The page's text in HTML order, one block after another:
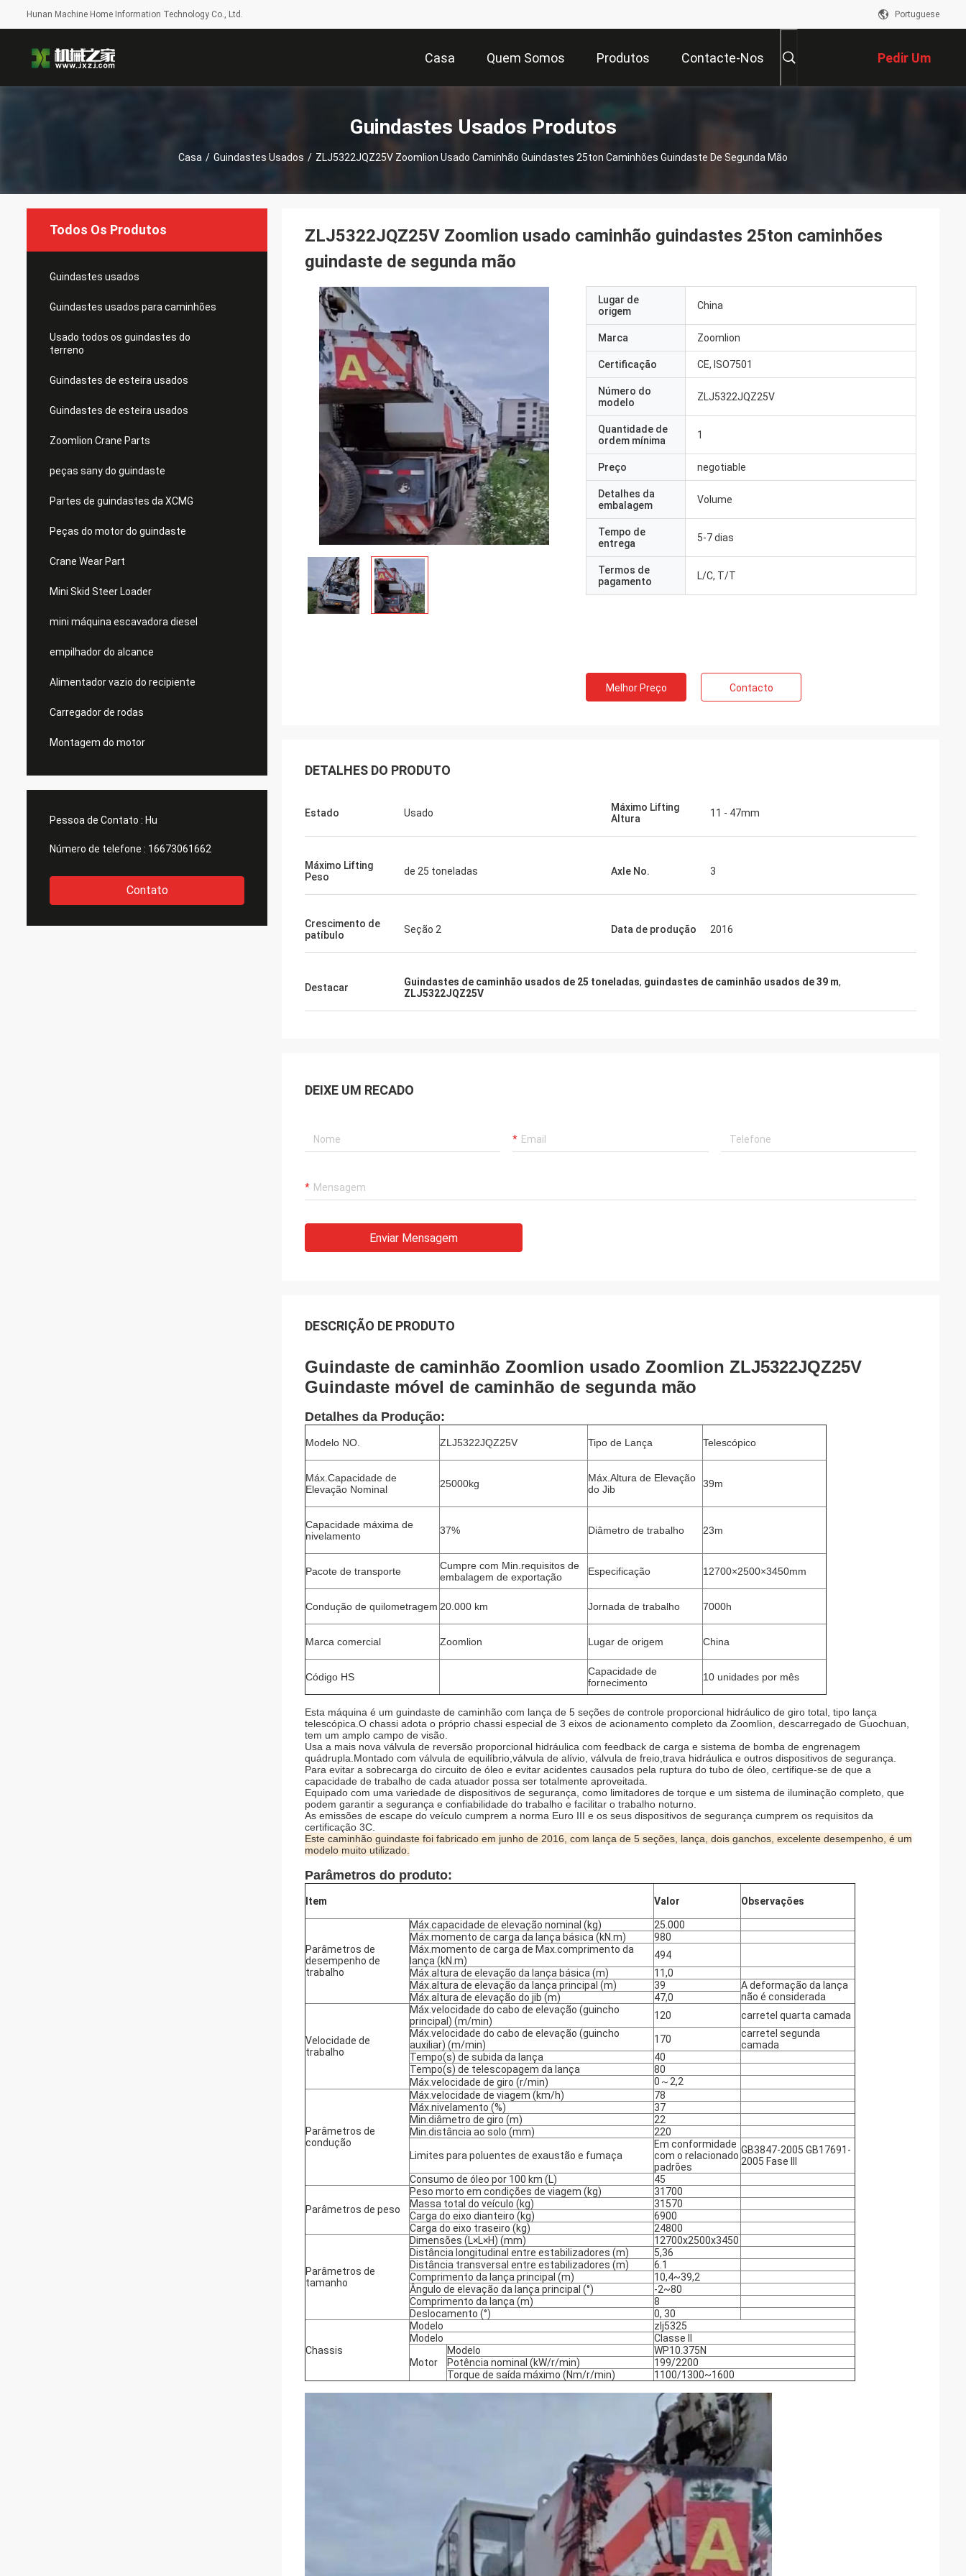
Hunan Machine Home Information Technology Co., Ltd. Portuguese
Casa Quem Somos Produtos Contacte-Nos Pedir Um
Orçamento
Guindastes Usados Produtos
Casa / Guindastes Usados / ZLJ5322JQZ25V Zoomlion Usado Caminhão Guindastes 25ton Caminhões Guindaste De Segunda Mão
Todos Os Produtos
Guindastes usados
Guindastes usados ​​para caminhões
Usado todos os guindastes do
terreno
Guindastes de esteira usados
Guindastes de esteira usados
Zoomlion Crane Parts
peças sany do guindaste
Partes de guindastes da XCMG
Peças do motor do guindaste
Crane Wear Part
Mini Skid Steer Loader
mini máquina escavadora diesel
empilhador do alcance
Alimentador vazio do recipiente
Carregador de rodas
Montagem do motor
Pessoa de Contato : Hu
Número de telefone : 16673061662
Contato
ZLJ5322JQZ25V Zoomlion usado caminhão guindastes 25ton caminhões
guindaste de segunda mão
Lugar de
origem
China
Marca Zoomlion
Certificação CE, ISO7501
Número do
modelo
ZLJ5322JQZ25V
Quantidade de
ordem mínima
1
Preço negotiable
Detalhes da
embalagem
Volume
Tempo de
entrega
5-7 dias
Termos de
pagamento
L/C, T/T
Melhor Preço Contacto
DETALHES DO PRODUTO
Estado Usado
Máximo Lifting
Altura
11 - 47mm
Máximo Lifting
Peso
de 25 toneladas Axle No. 3
Crescimento de
patíbulo
Seção 2 Data de produção 2016
Destacar Guindastes de caminhão usados ​​de 25 toneladas, guindastes de caminhão usados ​​de 39 m,
ZLJ5322JQZ25V
DEIXE UM RECADO
Enviar Mensagem
DESCRIÇÃO DE PRODUTO
Guindaste de caminhão Zoomlion usado Zoomlion ZLJ5322JQZ25V
Guindaste móvel de caminhão de segunda mão
Detalhes da Produção:
Modelo NO. ZLJ5322JQZ25V Tipo de Lança Telescópico
Máx.Capacidade de
Elevação Nominal
25000kg
Máx.Altura de Elevação
do Jib
39m
Capacidade máxima de
nivelamento
37% Diâmetro de trabalho 23m
Pacote de transporte
Cumpre com Min.requisitos de
embalagem de exportação
Especificação 12700×2500×3450mm
Condução de quilometragem 20.000 km Jornada de trabalho 7000h
Marca comercial Zoomlion Lugar de origem China
Código HS
Capacidade de
fornecimento
10 unidades por mês
Esta máquina é um guindaste de caminhão com lança de 5 seções de controle proporcional hidráulico de giro total, tipo lança
telescópica.O chassi adota o próprio chassi especial de 3 eixos de acionamento completo da Zoomlion, descarregado de Guochuan,
tem um amplo campo de visão.
Usa a mais nova válvula de reversão proporcional hidráulica com feedback de carga e sistema de bomba de engrenagem
quádrupla.Montado com válvula de equilíbrio, válvula de alívio, válvula de freio, trava hidráulica e outros dispositivos de segurança.
Para evitar a sobrecarga do circuito de óleo e evitar acidentes causados ​​pela ruptura do tubo de óleo, certifique-se de que a
capacidade de trabalho de cada atuador possa ser totalmente aproveitada.
Equipado com uma variedade de dispositivos de segurança, como limitadores de torque e um sistema de iluminação completo, que
podem garantir a segurança e confiabilidade do trabalho e facilitar o trabalho noturno.
As emissões de escape do veículo cumprem a norma Euro III e os seus dispositivos de segurança cumprem os requisitos da
certificação 3C.
Este caminhão guindaste foi fabricado em junho de 2016, com lança de 5 seções, lança, dois ganchos, excelente desempenho, é um
modelo muito utilizado.
Parâmetros do produto:
Item Valor Observações
Parâmetros de
desempenho de
trabalho
Máx.capacidade de elevação nominal (kg)
25.000
Máx.momento de carga da lança básica (kN.m)
980
Máx.momento de carga de Max.comprimento da
lança (kN.m)
494
Máx.altura de elevação da lança básica (m)
11,0
Máx.altura de elevação da lança principal (m)
39
A deformação da lança
não é considerada
Máx.altura de elevação do jib (m) 47,0
Velocidade de
trabalho
Máx.velocidade do cabo de elevação (guincho
principal) (m/min)
120
carretel quarta camada
Máx.velocidade do cabo de elevação (guincho
auxiliar) (m/min)
170
carretel segunda
camada
Tempo(s) de subida da lança
40
Tempo(s) de telescopagem da lança
80
Máx.velocidade de giro (r/min)
0～2,2
Parâmetros de
condução
Máx.velocidade de viagem (km/h)
78
Máx.nivelamento (%)
37
Min.diâmetro de giro (m)
22
Min.distância ao solo (mm)
220
Limites para poluentes de exaustão e fumaça
Em conformidade
com o relacionado
padrões
GB3847-2005 GB17691-
2005 Fase III
Consumo de óleo por 100 km (L)
45
Parâmetros de peso
Peso morto em condições de viagem (kg)
31700
Massa total do veículo (kg)
31570
Carga do eixo dianteiro (kg)
6900
Carga do eixo traseiro (kg)
24800
Parâmetros de
tamanho
Dimensões (L×L×H) (mm)
12700x2500x3450
Distância longitudinal entre estabilizadores (m)
5,36
Distância transversal entre estabilizadores (m)
6.1
Comprimento da lança principal (m)
10,4~39,2
Ângulo de elevação da lança principal (°)
-2~80
Comprimento da lança (m)
8
Deslocamento (°)
0, 30
Chassis
Modelo
zlj5325
Modelo
Classe II
Motor
Modelo
WP10.375N
Potência nominal (kW/r/min)
199/2200
Torque de saída máximo (Nm/r/min)
1100/1300~1600